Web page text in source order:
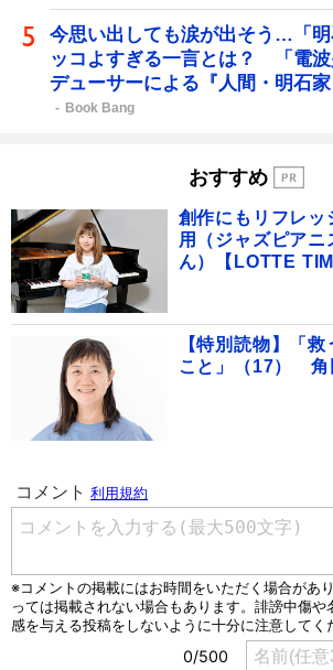
今思い出しても涙が出そう…「
ッコよすぎる一言とは？ 「電波
デューサーによる『人間・明石
Book Bang
おすすめ
創作にもリフレッ
用（ジャズピア
ん）【LOTTE
【特別読物】「
こと」（17） 角